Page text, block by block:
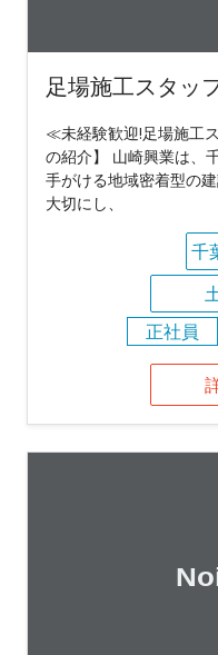
足場施工スタッ
≪未経験歓迎!足場施工
の紹介】 山崎興業は、
手がける地域密着型の
大切にし、
千
正社員